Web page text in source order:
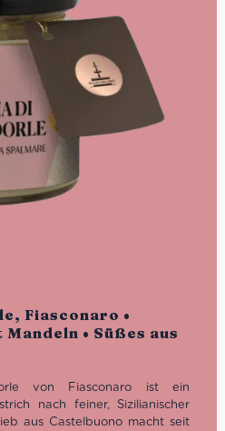
Fiasconaro •
• Süßes aus
von Fiasconaro ist ein
nach feiner, Sizilianischer
aus Castelbuono macht seit